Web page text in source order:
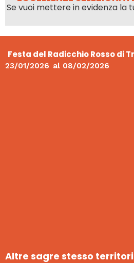
Se vuoi mettere in evidenza la
Festa del Radicchio Rosso di
23/01/2026 al 08/02/2026
Altre sagre stesso